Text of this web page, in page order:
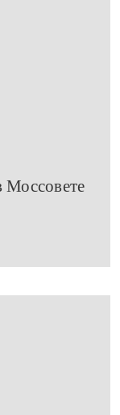
Моссовете